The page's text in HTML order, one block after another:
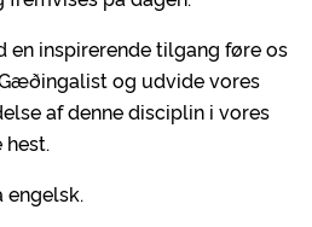
en inspirerende tilgang føre os
og udvide vores
af denne disciplin i vores